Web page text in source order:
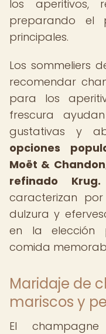
los aperitivos,
preparando el
principales.
Los sommeliers
recomendar
para los
frescura
gustativas y
opciones
Moët &
refinado Krug.
caracterizan
dulzura y
en la elección
comida
Maridaje de
mariscos y
El